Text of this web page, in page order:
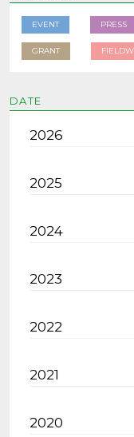
EVENT PRESS
GRANT
DATE
2026
2025
2024
2023
2022
2021
2020